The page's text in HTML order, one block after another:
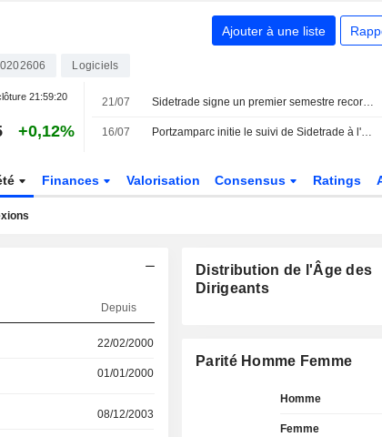
Ajouter à une liste
Logiciels
21:59:20
+0,12%
21/07 Sidetrade signe un premier semestre record, porté par l'IA
16/07 Portzamparc initie le suivi de Sidetrade à l'achat, vise 200 euros
Finances Valorisation Consensus Ratings
Depuis
22/02/2000
01/01/2000
08/12/2003
Distribution de l'Âge des
Dirigeants
Parité Homme Femme
Homme
Femme